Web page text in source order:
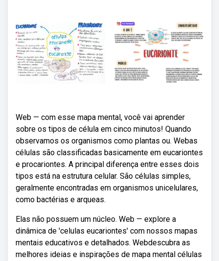
Web — com esse mapa mental, você vai aprender
sobre os tipos de célula em cinco minutos! Quando
observamos os organismos como plantas ou. Webas
células são classificadas basicamente em eucariontes
e procariontes. A principal diferença entre esses dois
tipos está na estrutura celular. São células simples,
geralmente encontradas em organismos unicelulares,
como bactérias e arqueas.
Elas não possuem um núcleo. Web — explore a
dinâmica de 'celulas eucariontes' com nossos mapas
mentais educativos e detalhados. Webdescubra as
melhores ideias e inspirações de mapa mental células